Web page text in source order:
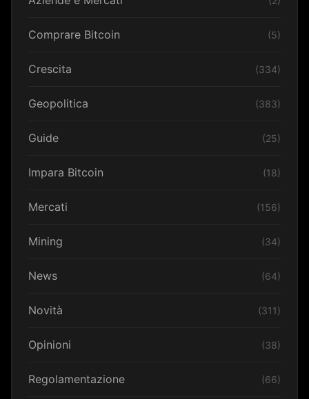
Comprare Bitcoin (5)
Crescita (334)
Geopolitica (383)
Guide (25)
Impara Bitcoin (18)
Mercati (156)
Mining (34)
News (64)
Novità (311)
Opinioni (38)
Regolamentazione (66)